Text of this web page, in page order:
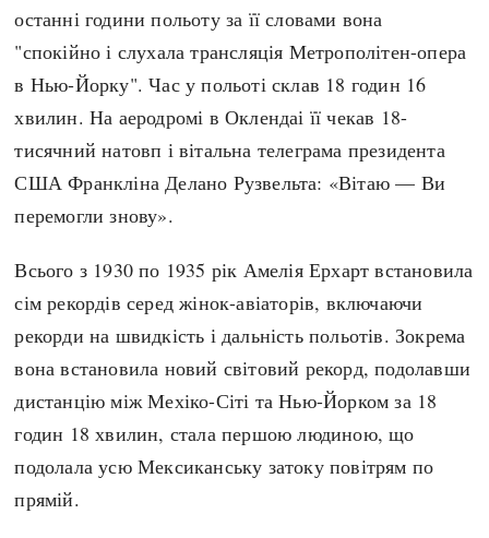
останні години польоту за її словами вона
"спокійно і слухала трансляція Метрополітен-опера
в Нью-Йорку". Час у польоті склав 18 годин 16
хвилин. На аеродромі в Оклендаі її чекав 18-
тисячний натовп і вітальна телеграма президента
США Франкліна Делано Рузвельта: «Вітаю — Ви
перемогли знову».
Всього з 1930 по 1935 рік Амелія Ерхарт встановила
сім рекордів серед жінок-авіаторів, включаючи
рекорди на швидкість і дальність польотів. Зокрема
вона встановила новий світовий рекорд, подолавши
дистанцію між Мехіко-Сіті та Нью-Йорком за 18
годин 18 хвилин, стала першою людиною, що
подолала усю Мексиканську затоку повітрям по
прямій.